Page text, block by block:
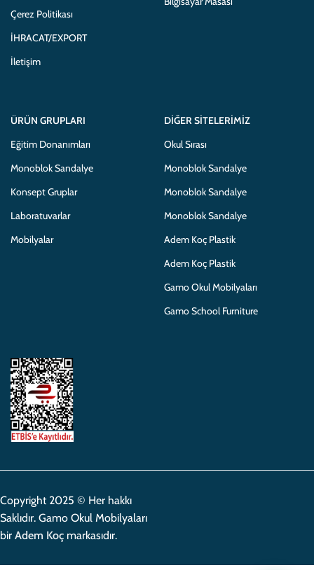
Çerez Politikası
İHRACAT/EXPORT
İletişim
ÜRÜN GRUPLARI
Eğitim Donanımları
Monoblok Sandalye
Konsept Gruplar
Laboratuvarlar
Mobilyalar
DIĞER SITELERIMIZ
Okul Sırası
Monoblok Sandalye
Monoblok Sandalye
Monoblok Sandalye
Adem Koç Plastik
Adem Koç Plastik
Gamo Okul Mobilyaları
Gamo School Furniture
Copyright 2025 © Her hakkı
Saklıdır. Gamo Okul Mobilyaları
bir Adem Koç markasıdır.